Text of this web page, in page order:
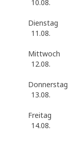
10.08.
Dienstag
11.08.
Mittwoch
12.08.
Donnerstag
13.08.
Freitag
14.08.